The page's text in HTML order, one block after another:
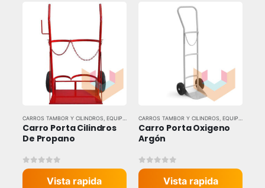
CARROS TAMBOR Y CILINDROS EQUIPOS DE CARGA Y LEVANTE
Carro Porta Cilindros
De Propano
0out of 5
Vista rapida
CARROS TAMBOR Y CILINDROS EQUIPOS DE CARGA Y LEVANTE
Carro Porta Oxigeno
Argón
0out of 5
Vista rapida